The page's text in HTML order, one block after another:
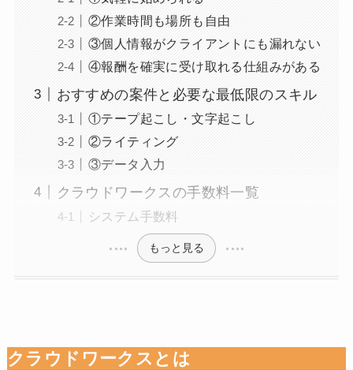
②作業時間も場所も自由
③個人情報がクライアントにも漏れない
④報酬を確実に受け取れる仕組みがある
おすすめの案件と必要な最低限のスキル
①テープ起こし・文字起こし
②ライティング
③データ入力
クラウドワークスの手数料一覧
システム手数料
もっと見る
クラウドワークスとは